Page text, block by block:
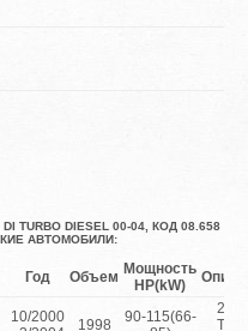
TURBO DIESEL 00-04, КОД 08.658
АВТОМОБИЛИ:
Год Объем Мощность
HP(kW)
10/2000
1998
90-115(66-
2.0